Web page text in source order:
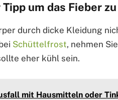
um das Fieber
durch dicke Kleidung
Schüttelfrost, nehmen
eher kühl sein.
mit Hausmitteln oder